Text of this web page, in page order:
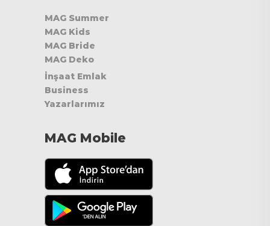
MAG Summer
MAG Kids
MAG Bride
MAG Deko
İnşaat Emlak
Business
Yazarlarımız
MAG Mobile